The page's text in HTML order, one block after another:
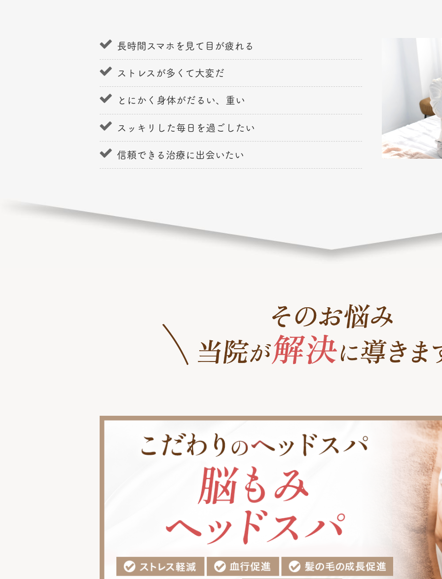
長時間スマホを見て目が疲れる
ストレスが多くて大変だ
とにかく身体がだるい、重い
スッキリした毎日を過ごしたい
信頼できる治療に出会いたい